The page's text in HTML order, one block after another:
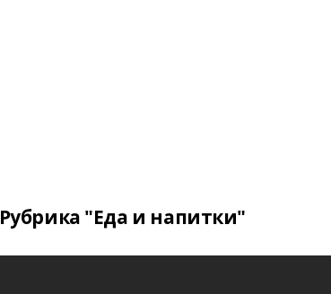
Рубрика "Еда и напитки"